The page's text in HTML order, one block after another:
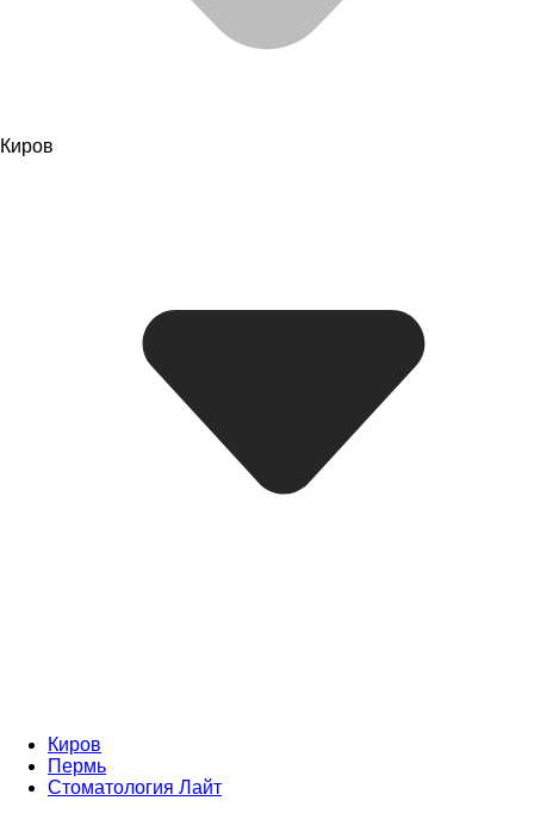
Киров
Киров
Пермь
Стоматология Лайт